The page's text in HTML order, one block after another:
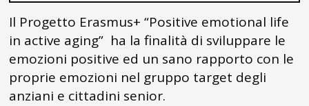
Il Progetto Erasmus+ “Positive emotional life
in active aging” ha la finalità di sviluppare le
emozioni positive ed un sano rapporto con le
proprie emozioni nel gruppo target degli
anziani e cittadini senior.